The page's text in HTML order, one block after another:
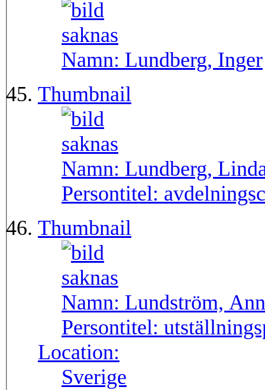
Namn: Lundberg, Inger
Thumbnail
Namn: Lundberg,
Persontitel:
Thumbnail
Namn: Lundström,
Persontitel:
Location:
Sverige